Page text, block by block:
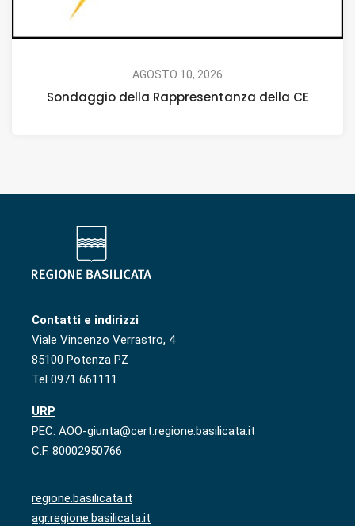
AGOSTO 10, 2026
Sondaggio della Rappresentanza della CE
Contatti e indirizzi
Viale Vincenzo Verrastro, 4
85100 Potenza PZ
Tel 0971 661111
URP
PEC: AOO-giunta@cert.regione.basilicata.it
C.F. 80002950766
regione.basilicata.it
agr.regione.basilicata.it